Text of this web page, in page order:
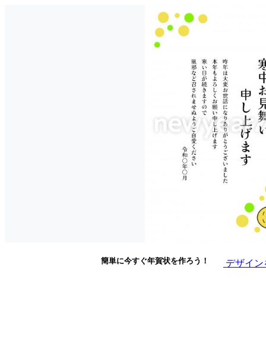
簡単に今すぐ年賀状を作ろう！ デザイ